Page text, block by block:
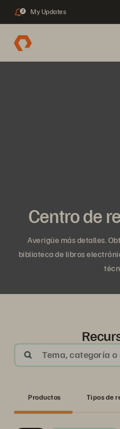
2 My Updates
Centro de
Averigüe más detalles.
biblioteca de libros
Tema, categoría
Productos Tipos de